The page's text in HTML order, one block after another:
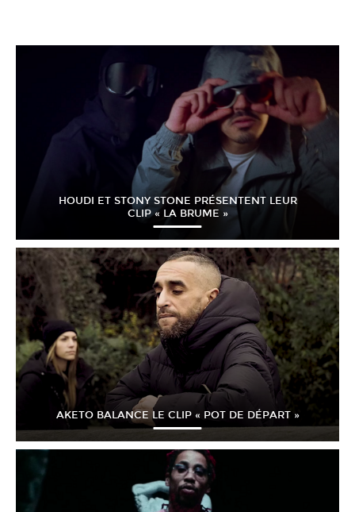
HOUDI ET STONY STONE PRÉSENTENT LEUR
CLIP « LA BRUME »
AKETO BALANCE LE CLIP « POT DE DÉPART »